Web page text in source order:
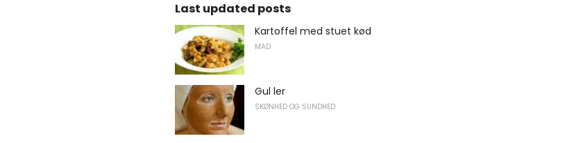
Last updated posts
Kartoffel med stuet kød
MAD
Gul ler
SKØNHED OG SUNDHED